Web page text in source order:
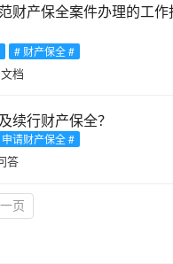
财产保全案件办理的工
# 财产保全 #
文档
续行财产保全？
请财产保全 #
答
页